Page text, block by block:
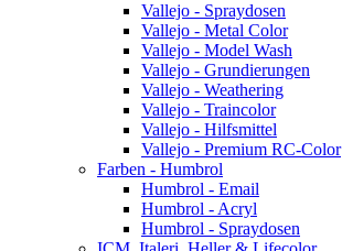
Vallejo - Spraydosen
Vallejo - Metal Color
Vallejo - Model Wash
Vallejo - Grundierungen
Vallejo - Weathering
Vallejo - Traincolor
Vallejo - Hilfsmittel
Vallejo - Premium RC-Color
Farben - Humbrol
Humbrol - Email
Humbrol - Acryl
Humbrol - Spraydosen